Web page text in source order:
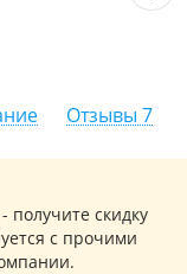
Отзывы 7
скидку
с прочими